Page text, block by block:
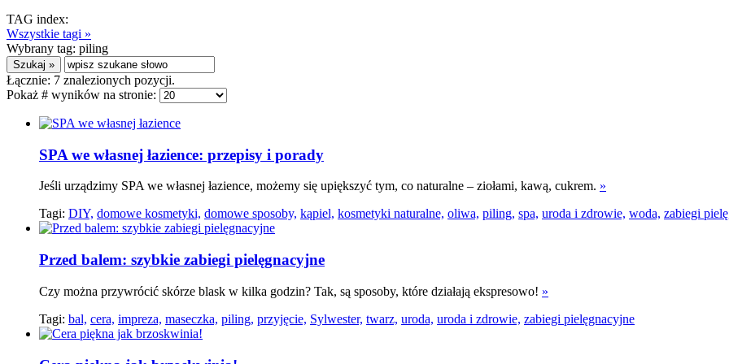
TAG index:
Wszystkie tagi »
Wybrany tag: piling
Łącznie: 7 znalezionych pozycji.
Pokaż # wyników na stronie:
SPA we własnej łazience: przepisy i porady
Jeśli urządzimy SPA we własnej łazience, możemy się upiększyć tym, co naturalne – ziołami, kawą, cukrem. »
Tagi: DIY, domowe kosmetyki, domowe sposoby, kąpiel, kosmetyki naturalne, oliwa, piling, spa, uroda i zdrowie, woda, zabiegi
Przed balem: szybkie zabiegi pielęgnacyjne
Czy można przywrócić skórze blask w kilka godzin? Tak, są sposoby, które działają ekspresowo! »
Tagi: bal, cera, impreza, maseczka, piling, przyjęcie, Sylwester, twarz, uroda, uroda i zdrowie, zabiegi pielęgnacyjne